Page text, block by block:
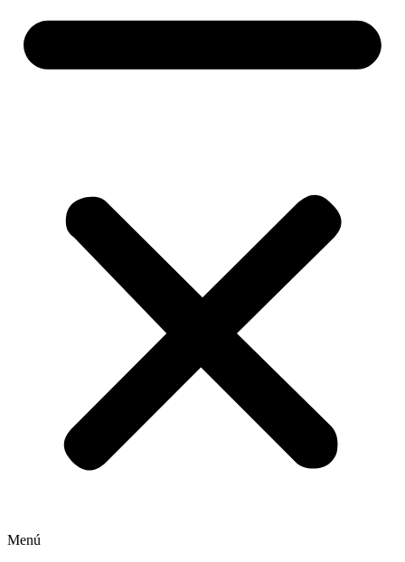
Menú